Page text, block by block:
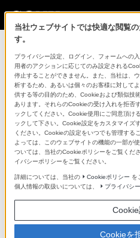
機構改
ソニーマーケティング株式
ールス株式会社は、下記の通
いますので、お知らせします
○ソニーマーケティング株式
当社ウェブサイトでは快適な閲覧
す。
プライバシー設定、ログイン、フォームへの
用者のアクションに応じてのみ設定される
停止することができません。また、当社は、
析するため、あるいは個々のお客様に対して
供する等の目的のため、Cookieおよび類似技
あります。それらのCookieの受け入れを拒否
ックしてください。Cookie使用にご同意頂け
ックして下さい。Cookie設定をカスタマイズ
ください。Cookieの設定をいつでも管理する
よっては、このウェブサイトの機能の一部が
ついては、当社のCookieポリシーをご覧くだ
イバシーポリシーをご覧ください。
詳細については、当社の Cookieポリシー を
個人情報の取扱いについては、
プライバシ
Cookieを